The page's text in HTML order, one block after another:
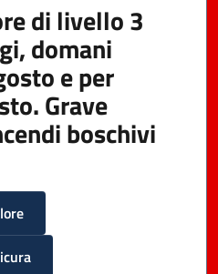
di livello 3
domani
e per
Grave
boschivi